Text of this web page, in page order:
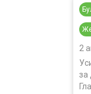
2
за